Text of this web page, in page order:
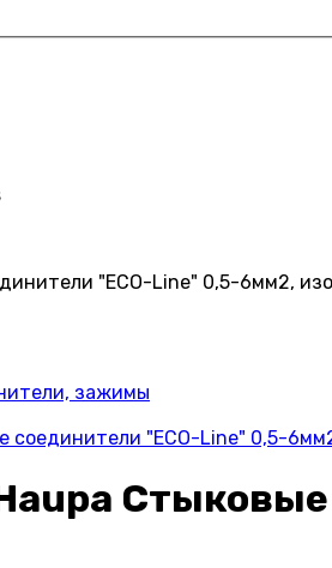
"ECO-Line" 0,5-6мм2,
зажимы
соединители "ECO-Line" 0,5-